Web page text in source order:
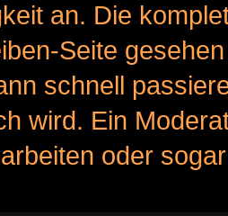
an. Die
Seite
schnell
wird. Ein
oder